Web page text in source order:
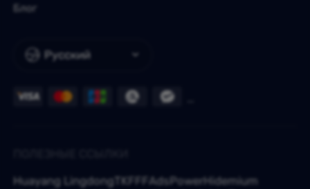
Русский
Блог
Huayang Lingdong TKFFF AdsPowerHidemium